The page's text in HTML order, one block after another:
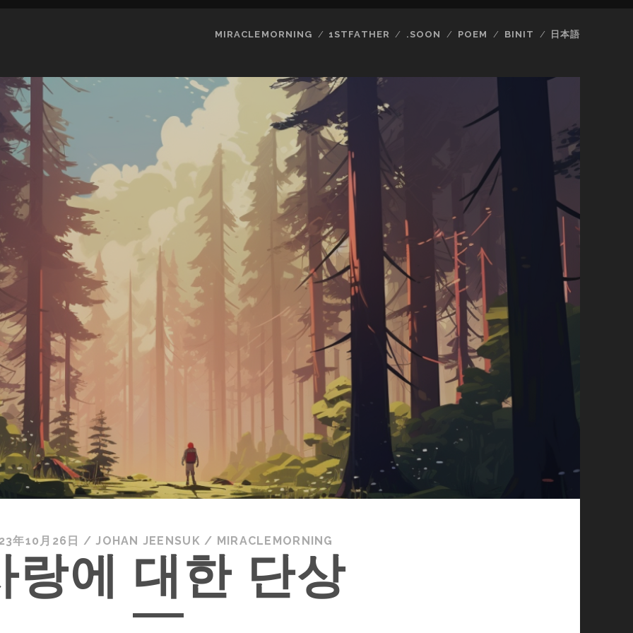
MIRACLEMORNING 1STFATHER .SOON POEM BINIT 日本語
年10月26日 / JOHAN JEENSUK / MIRACLEMORNING
랑에 대한 단상